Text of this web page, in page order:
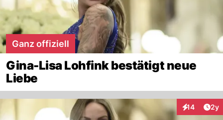
Ganz offiziell
Gina-Lisa Lohfink bestätigt neue
Liebe
14 2y